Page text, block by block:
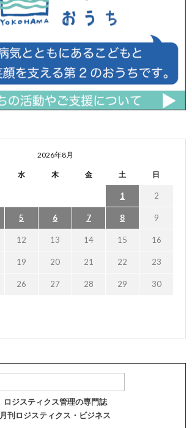
2026年8月
水 木 金 土 日
1 2
5 6 7 8 9
12 13 14 15 16
19 20 21 22 23
26 27 28 29 30
ロジスティクス管理の専門誌
月刊ロジスティクス・ビジネス